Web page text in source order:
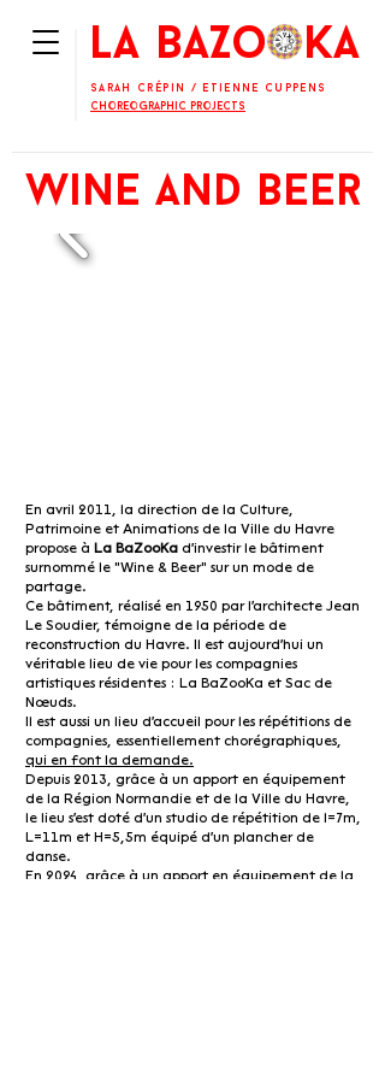
Sarah Crépin / Etienne Cuppens
La BaZooKa
Choreographic projects
wine and beer
En avril 2011, la direction de la Culture,
Patrimoine et Animations de la Ville du Havre
propose à La BaZooKa d'investir le bâtiment
surnommé le "Wine & Beer" sur un mode de
partage.
Ce bâtiment, réalisé en 1950 par l'architecte Jean
Le Soudier, témoigne de la période de
reconstruction du Havre. Il est aujourd'hui un
véritable lieu de vie pour les compagnies
artistiques résidentes : La BaZooKa et Sac de
Nœuds.
Il est aussi un lieu d'accueil pour les répétitions de
compagnies, essentiellement chorégraphiques,
qui en font la demande.
Depuis 2013, grâce à un apport en équipement
de la Région Normandie et de la Ville du Havre,
le lieu s'est doté d'un studio de répétition de l=7m,
L=11m et H=5,5m équipé d'un plancher de
danse.
En 2024, grâce à un apport en équipement de la